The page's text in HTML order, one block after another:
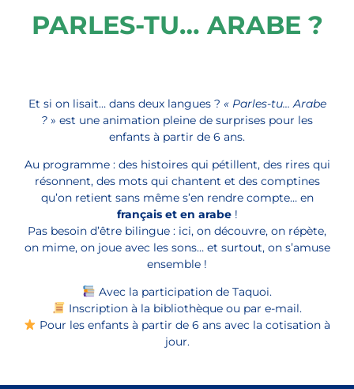
PARLES-TU… ARABE ?
Et si on lisait… dans deux langues ? « Parles-tu… Arabe
? » est une animation pleine de surprises pour les
enfants à partir de 6 ans.
Au programme : des histoires qui pétillent, des rires qui
résonnent, des mots qui chantent et des comptines
qu’on retient sans même s’en rendre compte… en
français et en arabe!
Pas besoin d’être bilingue : ici, on découvre, on répète,
on mime, on joue avec les sons… et surtout, on s’amuse
ensemble !
Avec la participation de Taquoi.
Inscription à la bibliothèque ou par e-mail.
Pour les enfants à partir de 6 ans avec la cotisation à
jour.